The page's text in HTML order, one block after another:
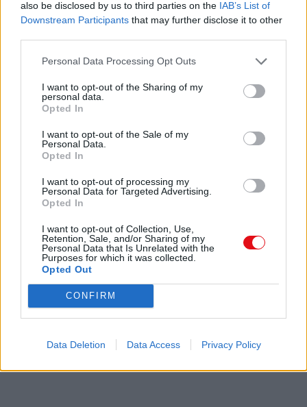
also be disclosed by us to third parties on the IAB’s List of
Downstream Participants that may further disclose it to other
Personal Data Processing Opt Outs
I want to opt-out of the Sharing of my
personal data.
Opted In
I want to opt-out of the Sale of my
Personal Data.
Opted In
I want to opt-out of processing my
Personal Data for Targeted Advertising.
Opted In
I want to opt-out of Collection, Use,
Retention, Sale, and/or Sharing of my
Personal Data that Is Unrelated with the
Purposes for which it was collected.
Opted Out
CONFIRM
Data Deletion Data Access Privacy Policy